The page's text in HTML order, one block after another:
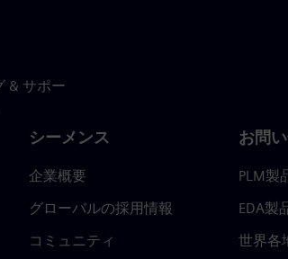
& サポー
シーメンス
企業概要
グローバルの採用情報
コミュニティ
お問
PLM製
EDA製
世界各